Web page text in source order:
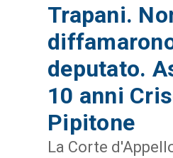
Trapani.
deputato.
10 anni
Pipitone
La Corte